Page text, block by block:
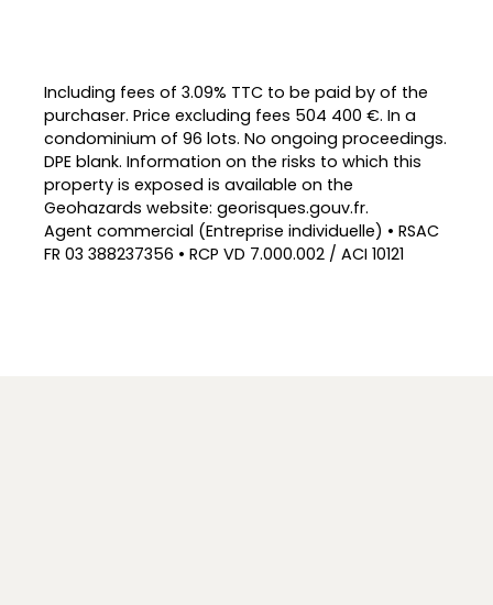
Including fees of 3.09% TTC to be paid by of the
purchaser. Price excluding fees 504 400 €. In a
condominium of 96 lots. No ongoing proceedings.
DPE blank. Information on the risks to which this
property is exposed is available on the
Geohazards website: georisques.gouv.fr.
Agent commercial (Entreprise individuelle) • RSAC
FR 03 388237356 • RCP VD 7.000.002 / ACI 10121